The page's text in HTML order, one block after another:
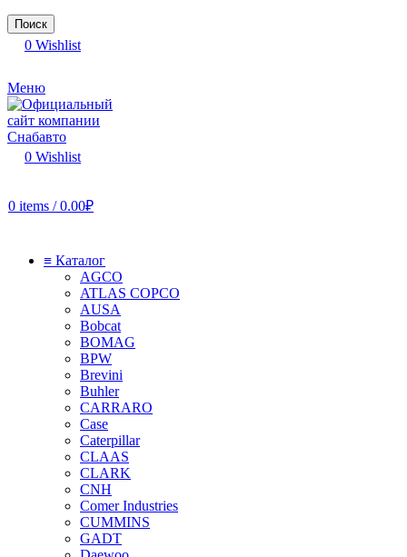
Поиск
0 Wishlist
Меню
0 Wishlist
0 items / 0.00₽
≡ Каталог
AGCO
ATLAS COPCO
AUSA
Bobcat
BOMAG
BPW
Brevini
Buhler
CARRARO
Case
Caterpillar
CLAAS
CLARK
CNH
Comer Industries
CUMMINS
GADT